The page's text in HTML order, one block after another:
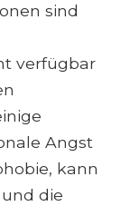
sind
verfügbar
Angst
kann
die